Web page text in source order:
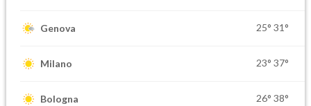
Genova 25° 31°
Milano 23° 37°
Bologna 26° 38°